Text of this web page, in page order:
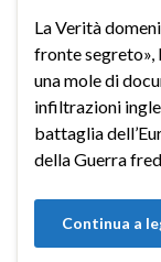
La Verità
fronte segreto»,
una mole di
infiltrazioni
battaglia
della Guerra
Continua a